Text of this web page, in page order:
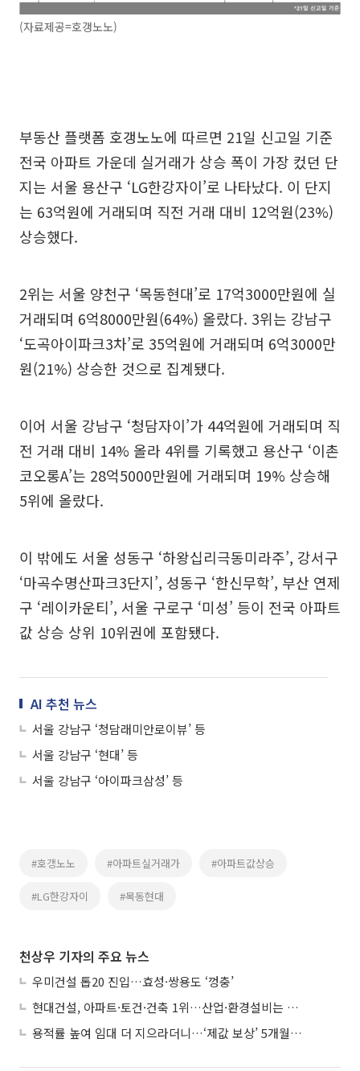
(자료제공=호갱노노)
부동산 플랫폼 호갱노노에 따르면 21일 신고일 기준
전국 아파트 가운데 실거래가 상승 폭이 가장 컸던 단
지는 서울 용산구 ‘LG한강자이’로 나타났다. 이 단지
는 63억원에 거래되며 직전 거래 대비 12억원(23%)
상승했다.
2위는 서울 양천구 ‘목동현대’로 17억3000만원에 실
거래되며 6억8000만원(64%) 올랐다. 3위는 강남구
‘도곡아이파크3차’로 35억원에 거래되며 6억3000만
원(21%) 상승한 것으로 집계됐다.
이어 서울 강남구 ‘청담자이’가 44억원에 거래되며 직
전 거래 대비 14% 올라 4위를 기록했고 용산구 ‘이촌
코오롱A’는 28억5000만원에 거래되며 19% 상승해
5위에 올랐다.
이 밖에도 서울 성동구 ‘하왕십리극동미라주’, 강서구
‘마곡수명산파크3단지’, 성동구 ‘한신무학’, 부산 연제
구 ‘레이카운티’, 서울 구로구 ‘미성’ 등이 전국 아파트
값 상승 상위 10위권에 포함됐다.
AI 추천 뉴스
서울 강남구 ‘청담래미안로이뷰’ 등
서울 강남구 ‘현대’ 등
서울 강남구 ‘아이파크삼성’ 등
#호갱노노 #아파트실거래가 #아파트값상승
#LG한강자이 #목동현대
천상우 기자의 주요 뉴스
우미건설 톱20 진입…효성·쌍용도 ‘껑충’
현대건설, 아파트·토건·건축 1위…산업·환경설비는 삼성E&A
용적률 높여 임대 더 지으라더니…‘제값 보상’ 5개월째 국회에 발목